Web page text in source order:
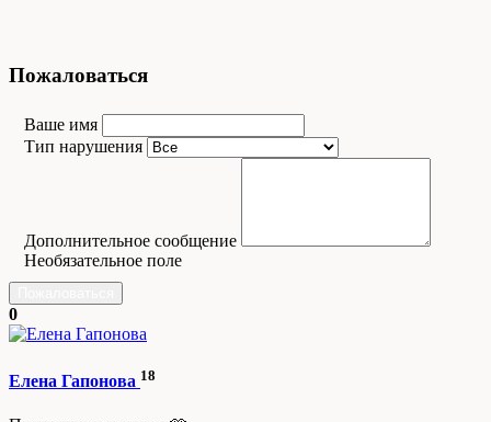
Пожаловаться
Ваше имя
Тип нарушения
Дополнительное сообщение
Необязательное поле
0
Елена Гапонова 18